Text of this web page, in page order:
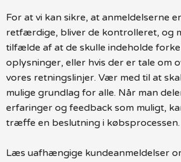
For at vi kan sikre, at anmeldelserne
retfærdige, bliver de kontrolleret, og
tilfælde af at de skulle indeholde
oplysninger, eller hvis der er tale om
vores retningslinjer. Vær med til at
mulige grundlag for alle. Når man
erfaringer og feedback som muligt,
træffe en beslutning i købsprocessen.
Læs uafhængige kundeanmeldelser